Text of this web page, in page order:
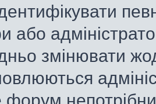
або
змінювати